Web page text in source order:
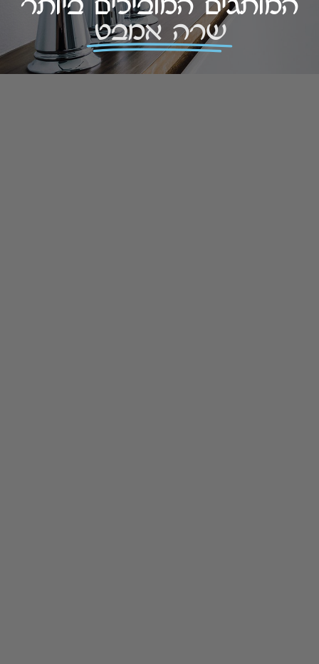
המותגים המובילים ביותר
שרה אמבט